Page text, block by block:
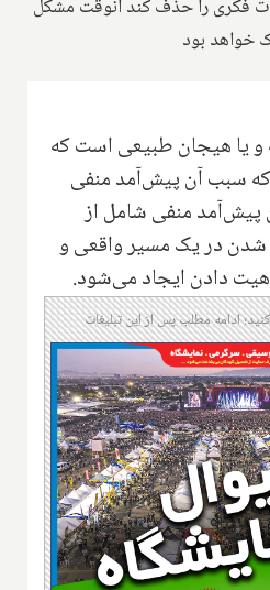
فکری را حذف کند آنوقت مشکل
خواهد بود
یا هیجان طبیعی است که
سبب آن پیش‌آمد منفی
پیش‌آمد منفی شامل از
در یک مسیر واقعی‌ و
دادن ایجاد می‌شود.
ادامه مطلب پس از این تبلیغات